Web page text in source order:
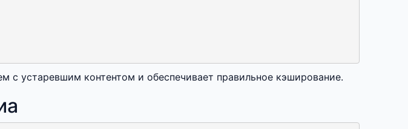
с устаревшим контентом и обеспечивает правильное кэширование.